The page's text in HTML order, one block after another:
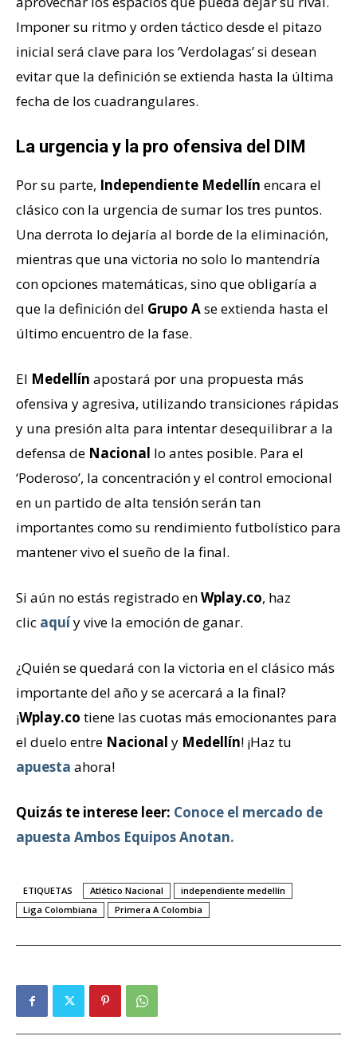
Imponer su ritmo y orden táctico desde el pitazo
inicial será clave para los ‘Verdolagas’ si desean
evitar que la definición se extienda hasta la última
fecha de los cuadrangulares.
La urgencia y la pro ofensiva del DIM
Por su parte, Independiente Medellín encara el
clásico con la urgencia de sumar los tres puntos.
Una derrota lo dejaría al borde de la eliminación,
mientras que una victoria no solo lo mantendría
con opciones matemáticas, sino que obligaría a
que la definición del Grupo Ase extienda hasta el
último encuentro de la fase.
El Medellín apostará por una propuesta más
ofensiva y agresiva, utilizando transiciones rápidas
y una presión alta para intentar desequilibrar a la
defensa de Nacional lo antes posible. Para el
‘Poderoso’, la concentración y el control emocional
en un partido de alta tensión serán tan
importantes como su rendimiento futbolístico para
mantener vivo el sueño de la final.
Si aún no estás registrado enWplay.co, haz
clic aquíy vive la emoción de ganar.
¿Quién se quedará con la victoria en el clásico más
importante del año y se acercará a la final?
¡Wplay.co tiene las cuotas más emocionantes para
el duelo entre Nacional y Medellín! ¡Haz tu
apuesta ahora!
Quizás te interese leer: Conoce el mercado de
apuesta Ambos Equipos Anotan.
ETIQUETAS Atlético Nacional
independiente medellín
Liga Colombiana
Primera A Colombia